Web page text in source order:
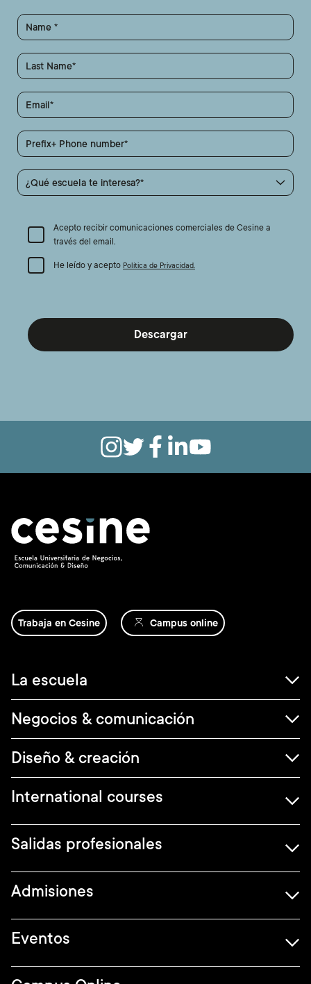
Name
Last Name
Email
Prefix+ Phone number
¿Qué escuela te interesa?
Acepto recibir comunicaciones comerciales de Cesine a
través del email.
He leído y acepto Política de Privacidad.
Trabaja en Cesine Campus online
Navegación
principal
La escuela
Negocios & comunicación
Diseño & creación
International courses
Salidas profesionales
Admisiones
Eventos